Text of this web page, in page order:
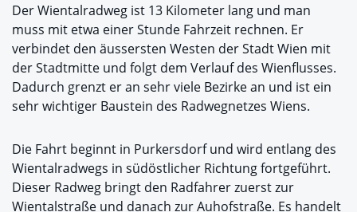
Der Wientalradweg ist 13 Kilometer lang und man
muss mit etwa einer Stunde Fahrzeit rechnen. Er
verbindet den äussersten Westen der Stadt Wien mit
der Stadtmitte und folgt dem Verlauf des Wienflusses.
Dadurch grenzt er an sehr viele Bezirke an und ist ein
sehr wichtiger Baustein des Radwegnetzes Wiens.
Die Fahrt beginnt in Purkersdorf und wird entlang des
Wientalradwegs in südöstlicher Richtung fortgeführt.
Dieser Radweg bringt den Radfahrer zuerst zur
Wientalstraße und danach zur Auhofstraße. Es handelt